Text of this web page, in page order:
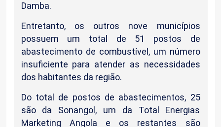
Damba.
Entretanto, os outros nove municípios
possuem um total de 51 postos de
abastecimento de combustível, um número
insuficiente para atender as necessidades
dos habitantes da região.
Do total de postos de abastecimentos, 25
são da Sonangol, um da Total Energias
Marketing Angola e os restantes são